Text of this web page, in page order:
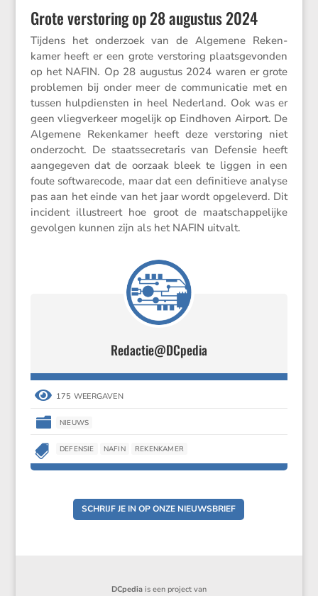
Grote verstoring op 28 augustus 2024
Tijdens het onder­zoek van de Algemene Reken­
kamer heeft er een grote versto­ring plaats­ge­vonden
op het NAFIN. Op 28 augustus 2024 waren er grote
problemen bij onder meer de commu­ni­catie met en
tussen hulpdien­sten in heel Neder­land. Ook was er
geen vlieg­ver­keer mogelijk op Eindhoven Airport. De
Algemene Reken­kamer heeft deze versto­ring niet
onder­zocht. De staats­se­cre­taris van Defensie heeft
aange­geven dat de oorzaak bleek te liggen in een
foute softwa­re­code, maar dat een defini­tieve analyse
pas aan het einde van het jaar wordt opgele­verd. Dit
incident illustreert hoe groot de maatschap­pe­lijke
gevolgen kunnen zijn als het NAFIN uitvalt.
Redactie@DCpedia
 175 WEERGAVEN
 NIEUWS
 DEFENSIE NAFIN REKENKAMER
SCHRIJF JE IN OP ONZE NIEUWSBRIEF
DCpedia is een project van